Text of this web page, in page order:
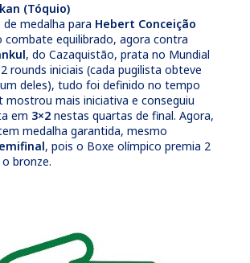
(Tóquio)
medalha para Hebert Conceição
combate equilibrado, agora contra
, do Cazaquistão, prata no Mundial
rounds iniciais (cada pugilista obteve
deles), tudo foi definido no tempo
mostrou mais iniciativa e conseguiu
em 3×2 nestas quartas de final. Agora,
medalha garantida, mesmo
, pois o Boxe olímpico premia 2
bronze.